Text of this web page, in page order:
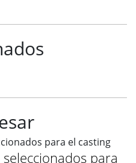
seleccionados para